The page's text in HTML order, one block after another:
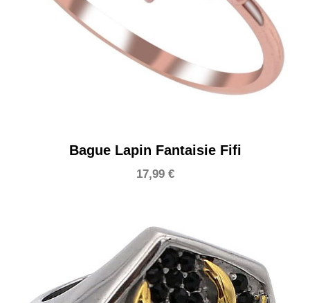
Bague Lapin Fantaisie Fifi
17,99 €